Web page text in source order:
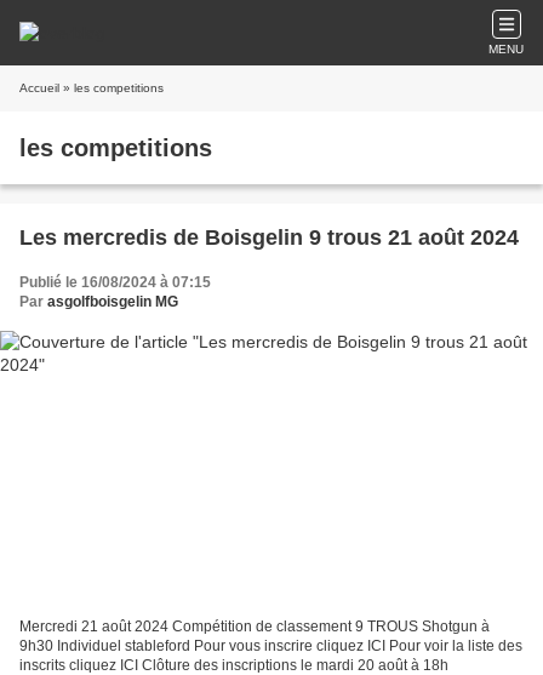
MENU
Accueil » les competitions
les competitions
Les mercredis de Boisgelin 9 trous 21 août 2024
Publié le 16/08/2024 à 07:15
Par asgolfboisgelin MG
Mercredi 21 août 2024 Compétition de classement 9 TROUS Shotgun à
9h30 Individuel stableford Pour vous inscrire cliquez ICI Pour voir la liste des
inscrits cliquez ICI Clôture des inscriptions le mardi 20 août à 18h